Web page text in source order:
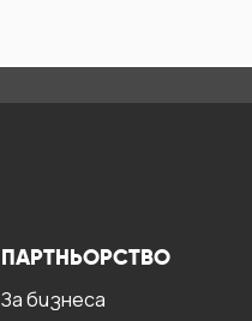
ПАРТНЬОРСТВО
За бизнесa